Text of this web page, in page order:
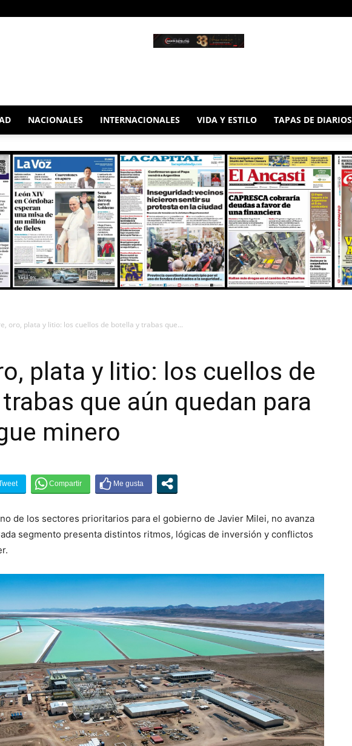
NACIONALES INTERNACIONALES VIDA Y ESTILO TAPAS DE DIARIOS
oro, plata y litio: los cuellos de botella y trabas que...
plata y litio: los cuellos de
que aún quedan para
minero
de los sectores prioritarios para el gobierno de Javier Milei, no avanza
segmento presenta distintos ritmos, lógicas de inversión y conflictos